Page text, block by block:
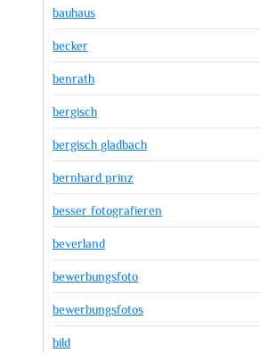
bauhaus
becker
benrath
bergisch
bergisch gladbach
bernhard prinz
besser fotografieren
beverland
bewerbungsfoto
bewerbungsfotos
bild